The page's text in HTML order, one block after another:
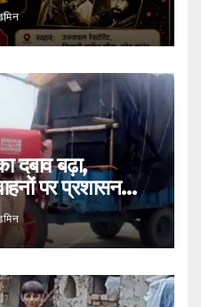
दबाव बढ़ा,
पर प्रशासन